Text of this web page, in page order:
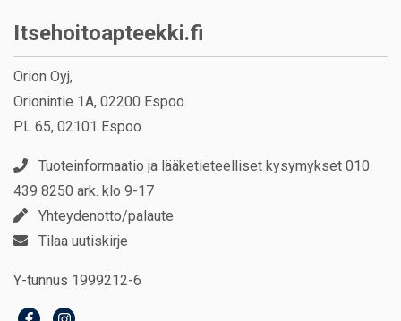
Itsehoitoapteekki.fi
Orion Oyj,
Orionintie 1A, 02200 Espoo.
PL 65, 02101 Espoo.
Tuoteinformaatio ja lääketieteelliset kysymykset 010
439 8250 ark. klo 9-17
Yhteydenotto/palaute
Tilaa uutiskirje
Y-tunnus 1999212-6